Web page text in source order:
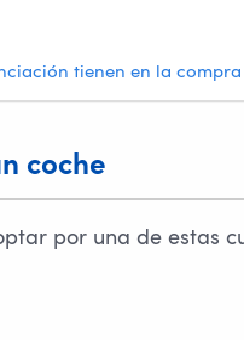
tienen en la
coche
por una de estas